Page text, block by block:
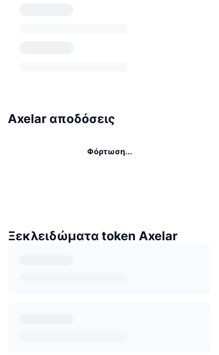
Axelar αποδόσεις
Φόρτωση...
Ξεκλειδώματα token Axelar